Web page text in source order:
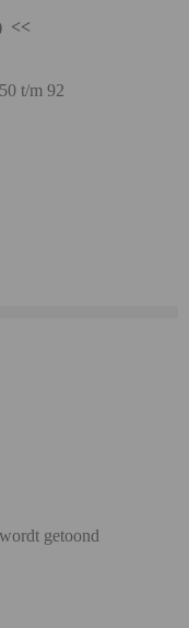
<<
t/m 92
getoond